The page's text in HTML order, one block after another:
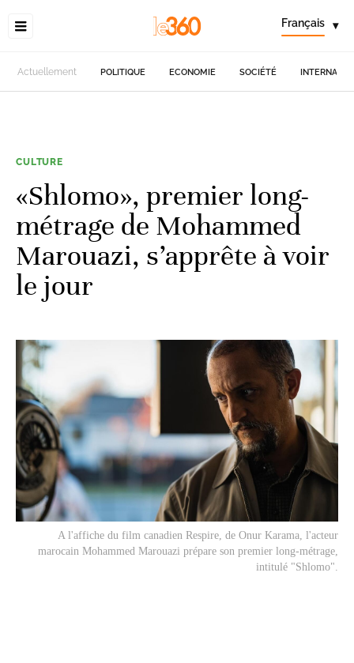
Français ▾
Actuellement POLITIQUE ECONOMIE SOCIÉTÉ
CULTURE
«Shlomo», premier long-
métrage de Mohammed
Marouazi, s’apprête à voir
le jour
A l'affiche du film canadien Respire , de Onur Karama, l'acteur
marocain Mohammed Marouazi prépare son premier long-métrage,
intitulé "Shlomo".